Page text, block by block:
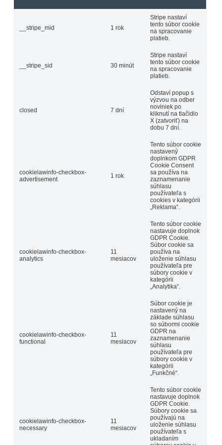
__stripe_mid 1 rok
Stripe nastaví
tento súbor cookie
na spracovanie
platieb.
__stripe_sid 30 minút
Stripe nastaví
tento súbor cookie
na spracovanie
platieb.
closed 7 dní
Odstaví popup s
výzvou na odber
noviniek po
kliknutí na tlačidlo
X (zatvoriť) na
dobu 7 dní.
cookielawinfo-checkbox-
advertisement
1 rok
Tento súbor cookie
nastavený
doplnkom GDPR
Cookie Consent
sa používa na
zaznamenanie
súhlasu
používateľa s
cookies v kategórii
„Reklama“.
cookielawinfo-checkbox-
analytics
11
mesiacov
Tento súbor cookie
nastavuje doplnok
GDPR Cookie.
Súbor cookie sa
používa na
uloženie súhlasu
používateľa pre
súbory cookie v
kategórii
„Analytika“.
cookielawinfo-checkbox-
functional
11
mesiacov
Súbor cookie je
nastavený na
základe súhlasu
so súbormi cookie
GDPR na
zaznamenanie
súhlasu
používateľa pre
súbory cookie v
kategórii
„Funkčné“.
cookielawinfo-checkbox-
necessary
11
mesiacov
Tento súbor cookie
nastavuje doplnok
GDPR Cookie.
Súbory cookie sa
používajú na
uloženie súhlasu
používateľa s
ukladaním